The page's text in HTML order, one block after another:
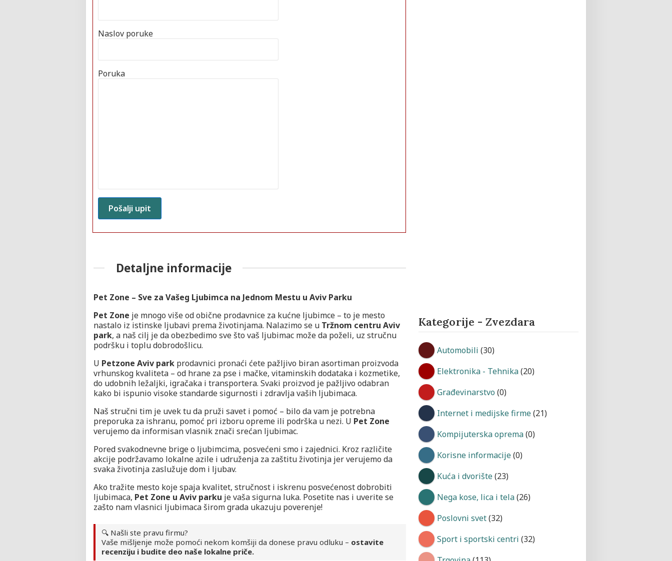
Naslov poruke
Poruka
Detaljne informacije
Pet Zone – Sve za Vašeg Ljubimca na Jednom Mestu u Aviv Parku
Pet Zone je mnogo više od obične prodavnice za kućne ljubimce – to je mesto
nastalo iz istinske ljubavi prema životinjama. Nalazimo se u Tržnom centru Aviv
park, a naš cilj je da obezbedimo sve što vaš ljubimac može da poželi, uz stručnu
podršku i toplu dobrodošlicu.
U Petzone Aviv park prodavnici pronaći ćete pažljivo biran asortiman proizvoda
vrhunskog kvaliteta – od hrane za pse i mačke, vitaminskih dodataka i kozmetike,
do udobnih ležaljki, igračaka i transportera. Svaki proizvod je pažljivo odabran
kako bi ispunio visoke standarde sigurnosti i zdravlja vaših ljubimaca.
Naš stručni tim je uvek tu da pruži savet i pomoć – bilo da vam je potrebna
preporuka za ishranu, pomoć pri izboru opreme ili podrška u nezi. U Pet Zone
verujemo da informisan vlasnik znači srećan ljubimac.
Pored svakodnevne brige o ljubimcima, posvećeni smo i zajednici. Kroz različite
akcije podržavamo lokalne azile i udruženja za zaštitu životinja jer verujemo da
svaka životinja zaslužuje dom i ljubav.
Ako tražite mesto koje spaja kvalitet, stručnost i iskrenu posvećenost dobrobiti
ljubimaca, Pet Zone u Aviv parku je vaša sigurna luka. Posetite nas i uverite se
zašto nam vlasnici ljubimaca širom grada ukazuju poverenje!
🔍 Našli ste pravu firmu?
Vaše mišljenje može pomoći nekom komšiji da donese pravu odluku – ostavite
recenziju i budite deo naše lokalne priče.
Kategorije - Zvezdara
Automobili (30)
Elektronika - Tehnika(20)
Građevinarstvo (0)
Internet i medijske firme(21)
Kompijuterska oprema(0)
Korisne informacije(0)
Kuća i dvorište(23)
Nega kose, lica i tela(26)
Poslovni svet(32)
Sport i sportski centri (32)